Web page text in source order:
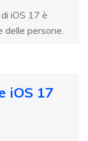
iOS 17 è
persone.
iOS 17